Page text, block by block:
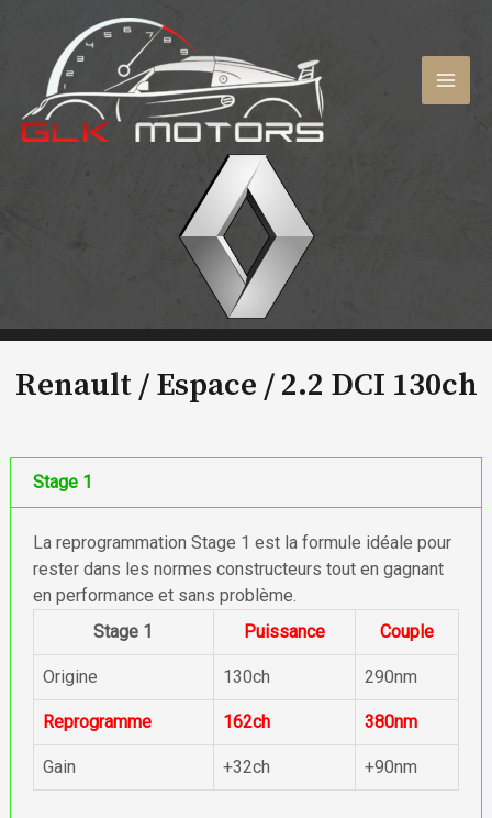
contenu
Renault / Espace /2.2 DCI 130ch
Stage 1
La reprogrammation Stage 1 est la formule idéale pour
rester dans les normes constructeurs tout en gagnant
en performance et sans problème.
Stage 1
Puissance Couple
Origine 130ch 290nm
Reprogramme 162ch 380nm
Gain +32ch +90nm